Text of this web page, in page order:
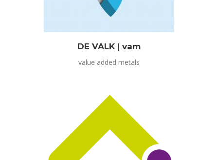
DE VALK | vam
value added metals